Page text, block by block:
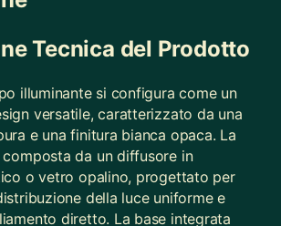
Tecnica del Prodotto
illuminante si configura come un
versatile, caratterizzato da una
e una finitura bianca opaca. La
da un diffusore in
o vetro opalino, progettato per
della luce uniforme e
diretto. La base integrata